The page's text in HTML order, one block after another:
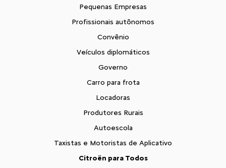
Pequenas Empresas
Profissionais autônomos
Convênio
Veículos diplomáticos
Governo
Carro para frota
Locadoras
Produtores Rurais
Autoescola
Taxistas e Motoristas de Aplicativo
Citroën para Todos